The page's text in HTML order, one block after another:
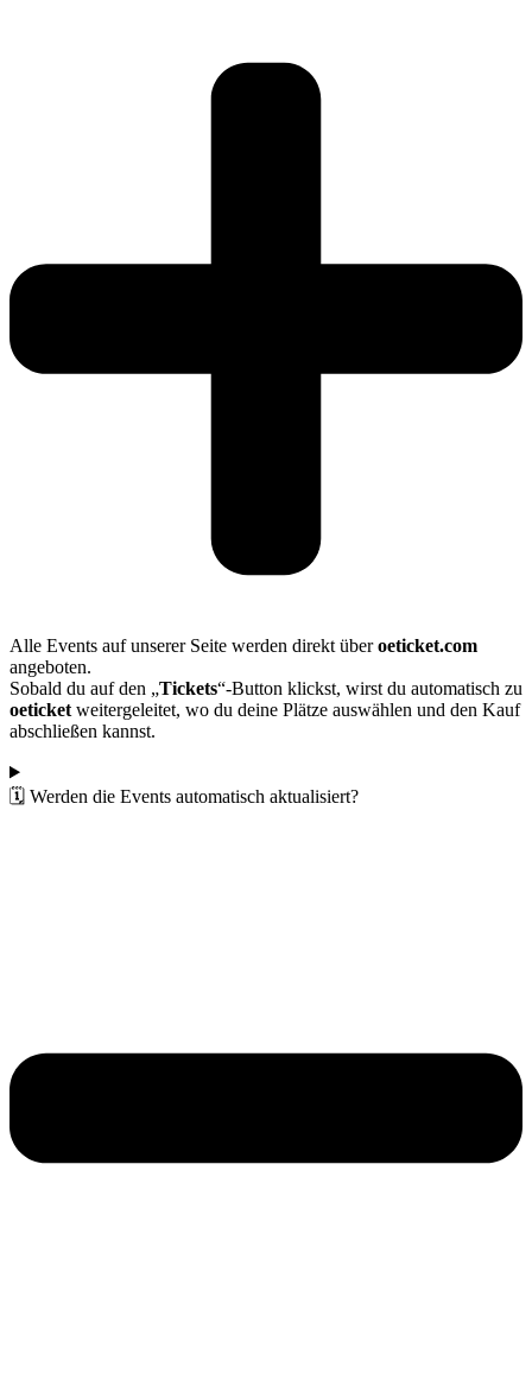
Alle Events auf unserer Seite werden direkt überoeticket.com
angeboten.
Sobald du auf den „Tickets“-Button klickst, wirst du automatisch zu
oeticketweitergeleitet, wo du deine Plätze auswählen und den Kauf
abschließen kannst.
🗓️ Werden die Events automatisch aktualisiert?